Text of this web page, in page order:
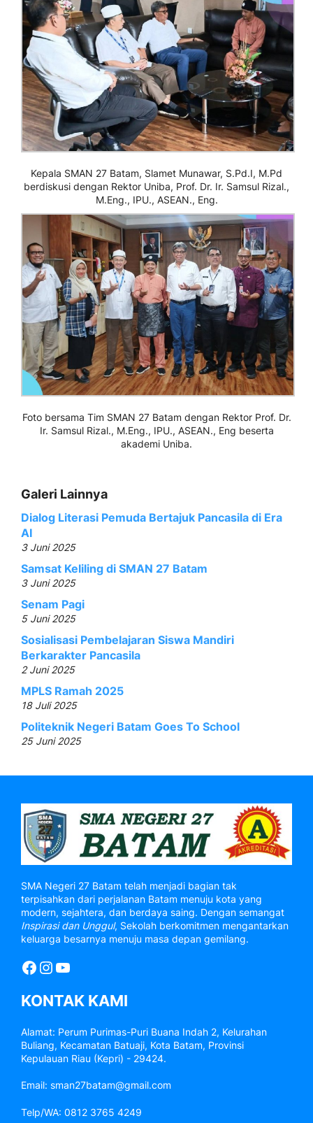
Kepala SMAN 27 Batam, Slamet Munawar, S.Pd.I, M.Pd
berdiskusi dengan Rektor Uniba, Prof. Dr. Ir. Samsul Rizal.,
M.Eng., IPU., ASEAN., Eng.
Foto bersama Tim SMAN 27 Batam dengan Rektor Prof. Dr.
Ir. Samsul Rizal., M.Eng., IPU., ASEAN., Eng beserta
akademi Uniba.
Galeri Lainnya
Dialog Literasi Pemuda Bertajuk Pancasila di Era
AI
3 Juni 2025
Samsat Keliling di SMAN 27 Batam
3 Juni 2025
Senam Pagi
5 Juni 2025
Sosialisasi Pembelajaran Siswa Mandiri
Berkarakter Pancasila
2 Juni 2025
MPLS Ramah 2025
18 Juli 2025
Politeknik Negeri Batam Goes To School
25 Juni 2025
SMA Negeri 27 Batam telah menjadi bagian tak
terpisahkan dari perjalanan Batam menuju kota yang
modern, sejahtera, dan berdaya saing. Dengan semangat
Inspirasi dan Unggul, Sekolah berkomitmen mengantarkan
keluarga besarnya menuju masa depan gemilang.
Facebook
Instagram
YouTube
KONTAK KAMI
Alamat: Perum Purimas-Puri Buana Indah 2, Kelurahan
Buliang, Kecamatan Batuaji, Kota Batam, Provinsi
Kepulauan Riau (Kepri) - 29424.
Email: sman27batam@gmail.com
Telp/WA: 0812 3765 4249